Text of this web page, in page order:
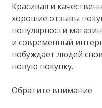
Красивая и
хорошие отзывы
популярности
и современный
побуждает людей
новую покупку.
Обратите внимание